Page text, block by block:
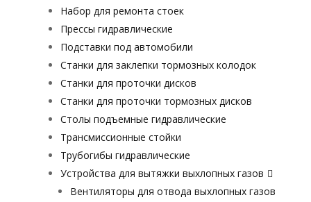
Набор для ремонта стоек
Прессы гидравлические
Подставки под автомобили
Станки для заклепки тормозных колодок
Станки для проточки дисков
Станки для проточки тормозных дисков
Столы подъемные гидравлические
Трансмиссионные стойки
Трубогибы гидравлические
Устройства для вытяжки выхлопных газов
Вентиляторы для отвода выхлопных газов